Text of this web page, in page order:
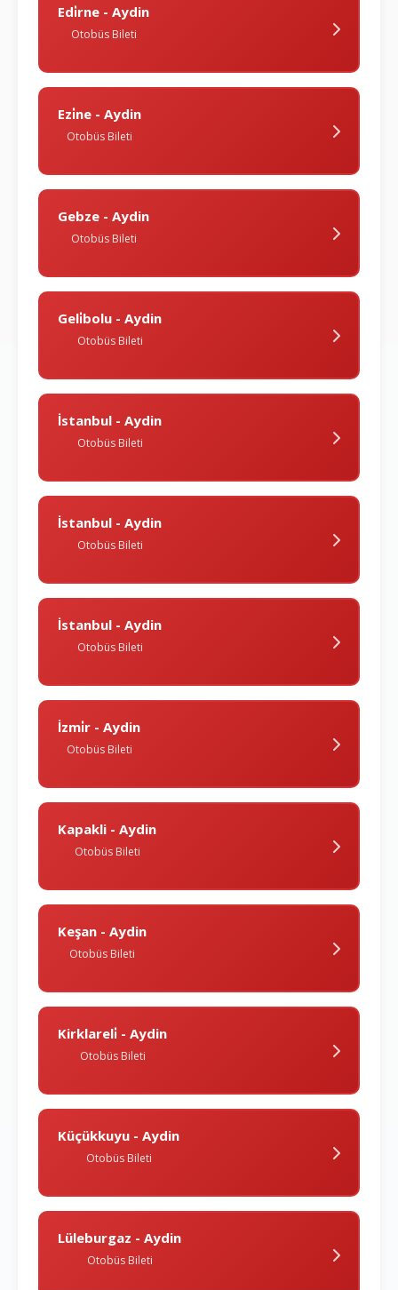
Edi̇rne - Aydin
Otobüs Bileti
Ezi̇ne - Aydin
Otobüs Bileti
Gebze - Aydin
Otobüs Bileti
Geli̇bolu - Aydin
Otobüs Bileti
İstanbul - Aydin
Otobüs Bileti
İstanbul - Aydin
Otobüs Bileti
İstanbul - Aydin
Otobüs Bileti
İzmi̇r - Aydin
Otobüs Bileti
Kapakli - Aydin
Otobüs Bileti
Keşan - Aydin
Otobüs Bileti
Kirklareli̇ - Aydin
Otobüs Bileti
Küçükkuyu - Aydin
Otobüs Bileti
Lüleburgaz - Aydin
Otobüs Bileti